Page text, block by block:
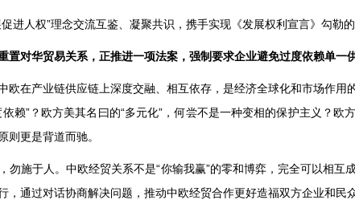
进人权”理念交流互鉴、凝聚共识，携手实现《发展权利宣言》勾勒
置对华贸易关系，正推进一项法案，强制要求企业避免过度依赖单一
欧在产业链供应链上深度交融、相互依存，是经济全球化和市场作
赖”？欧方美其名曰的“多元化”，何尝不是一种变相的保护主义？
则更是背道而驰。
勿施于人。中欧经贸关系不是“你输我赢”的零和博弈，完全可以相
，通过对话协商解决问题，推动中欧经贸合作更好造福双方企业和民众